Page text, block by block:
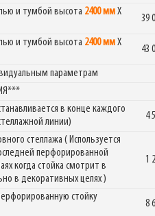
и тумбой высота 2400 ммХ
39
и тумбой высота 2400 ммХ
43
параметрам
в конце каждого
линии)
4
стеллажа ( Используется
перфорированной
когда стойка смотрит в
в декоративных целях )
1
стойку
8